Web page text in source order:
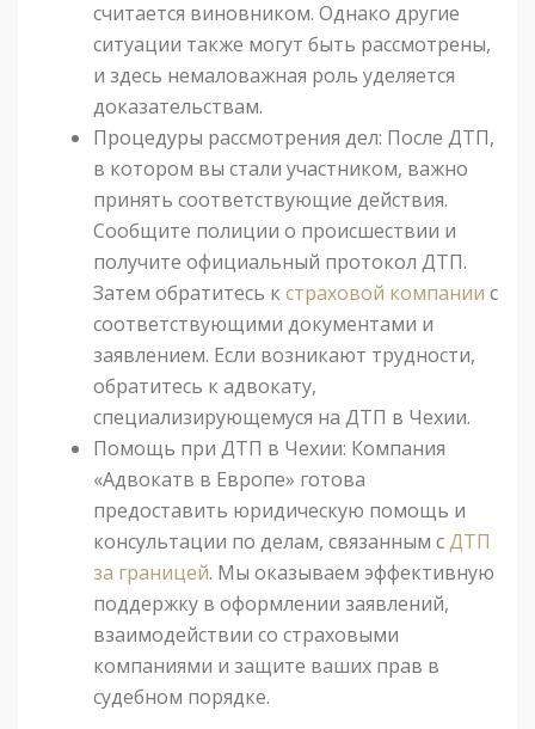
считается виновником. Однако другие
ситуации также могут быть рассмотрены,
и здесь немаловажная роль уделяется
доказательствам.
Процедуры рассмотрения дел: После ДТП,
в котором вы стали участником, важно
принять соответствующие действия.
Сообщите полиции о происшествии и
получите официальный протокол ДТП.
Затем обратитесь к страховой компании с
соответствующими документами и
заявлением. Если возникают трудности,
обратитесь к адвокату,
специализирующемуся на ДТП в Чехии.
Помощь при ДТП в Чехии: Компания
«Адвокатв в Европе» готова
предоставить юридическую помощь и
консультации по делам, связанным сДТП
за границей. Мы оказываем эффективную
поддержку в оформлении заявлений,
взаимодействии со страховыми
компаниями и защите ваших прав в
судебном порядке.